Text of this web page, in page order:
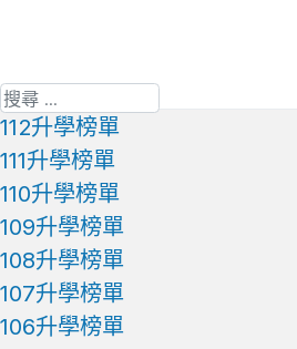
搜尋
113升學榜單
112升學榜單
111升學榜單
110升學榜單
109升學榜單
108升學榜單
107升學榜單
106升學榜單